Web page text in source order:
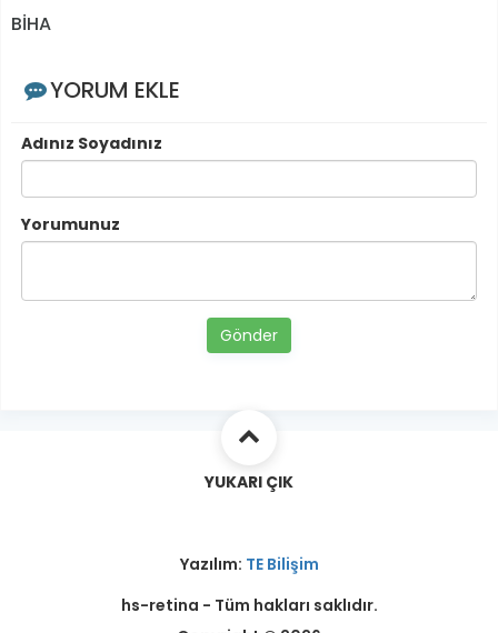
BİHA
YORUM EKLE
Adınız Soyadınız
Yorumunuz
Gönder
YUKARI ÇIK
Yazılım: TE Bilişim
hs-retina - Tüm hakları saklıdır.